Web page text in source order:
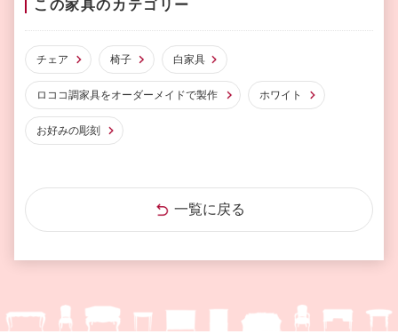
この家具のカテゴリー
チェア 椅子 白家具
ロココ調家具をオーダーメイドで製作 ホワイト
お好みの彫刻
一覧に戻る